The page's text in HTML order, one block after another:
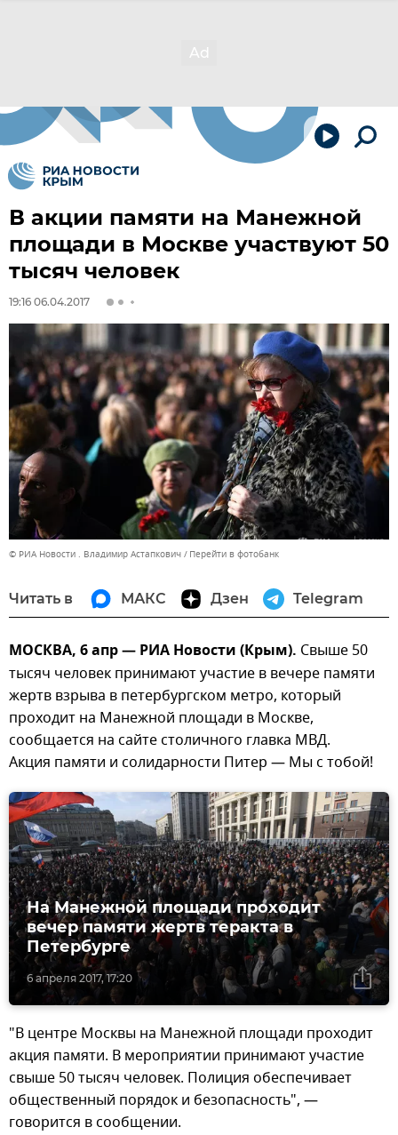
В акции памяти на Манежной
площади в Москве участвуют 50
тысяч человек
19:16 06.04.2017
© РИА Новости . Владимир Астапкович Перейти в фотобанк
Читать в МАКС Дзен Telegram
МОСКВА, 6 апр — РИА Новости (Крым). Свыше 50
тысяч человек принимают участие в вечере памяти
жертв взрыва в петербургском метро, который
проходит на Манежной площади в Москве,
сообщается на сайте столичного главка МВД.
Акция памяти и солидарности Питер — Мы с тобой!
6 апреля 2017, 17:20
На Манежной площади проходит
вечер памяти жертв теракта в
Петербурге
"В центре Москвы на Манежной площади проходит
акция памяти. В мероприятии принимают участие
свыше 50 тысяч человек. Полиция обеспечивает
общественный порядок и безопасность", —
говорится в сообщении.